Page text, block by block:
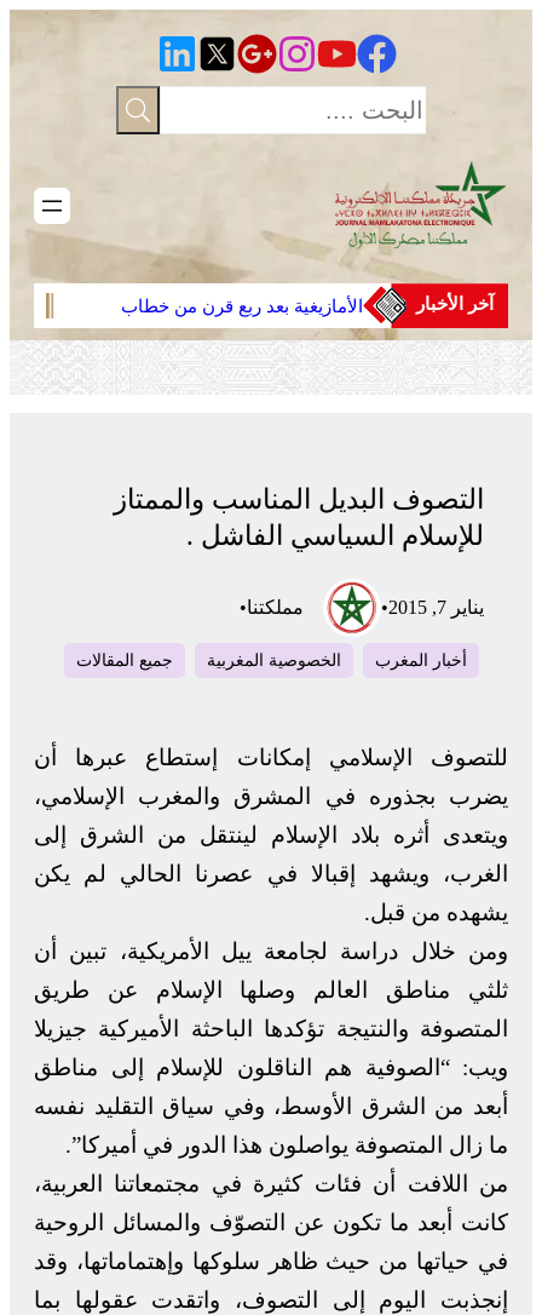
آخر الأخبار
الأمازيغية بعد ربع قرن من خطاب
أجدير”.. مهرجان “تيفاوين” بتافراوت
يناقش الحصيلة ورهانات المستقبل
التصوف البديل المناسب والممتاز
للإسلام السياسي الفاشل .
يناير 7, 2015 • مملكتنا•
أخبار المغرب الخصوصية المغربية جميع المقالات
للتصوف الإسلامي إمكانات إستطاع عبرها أن
يضرب بجذوره في المشرق والمغرب الإسلامي،
ويتعدى أثره بلاد الإسلام لينتقل من الشرق إلى
الغرب، ويشهد إقبالا في عصرنا الحالي لم يكن
يشهده من قبل.
ومن خلال دراسة لجامعة ييل الأمريكية، تبين أن
ثلثي مناطق العالم وصلها الإسلام عن طريق
المتصوفة والنتيجة تؤكدها الباحثة الأميركية جيزيلا
ويب: “الصوفية هم الناقلون للإسلام إلى مناطق
أبعد من الشرق الأوسط، وفي سياق التقليد نفسه
ما زال المتصوفة يواصلون هذا الدور في أميركا”.
من اللافت أن فئات كثيرة في مجتمعاتنا العربية،
كانت أبعد ما تكون عن التصوّف والمسائل الروحية
في حياتها من حيث ظاهر سلوكها وإهتماماتها، وقد
إنجذبت اليوم إلى التصوف، واتقدت عقولها بما